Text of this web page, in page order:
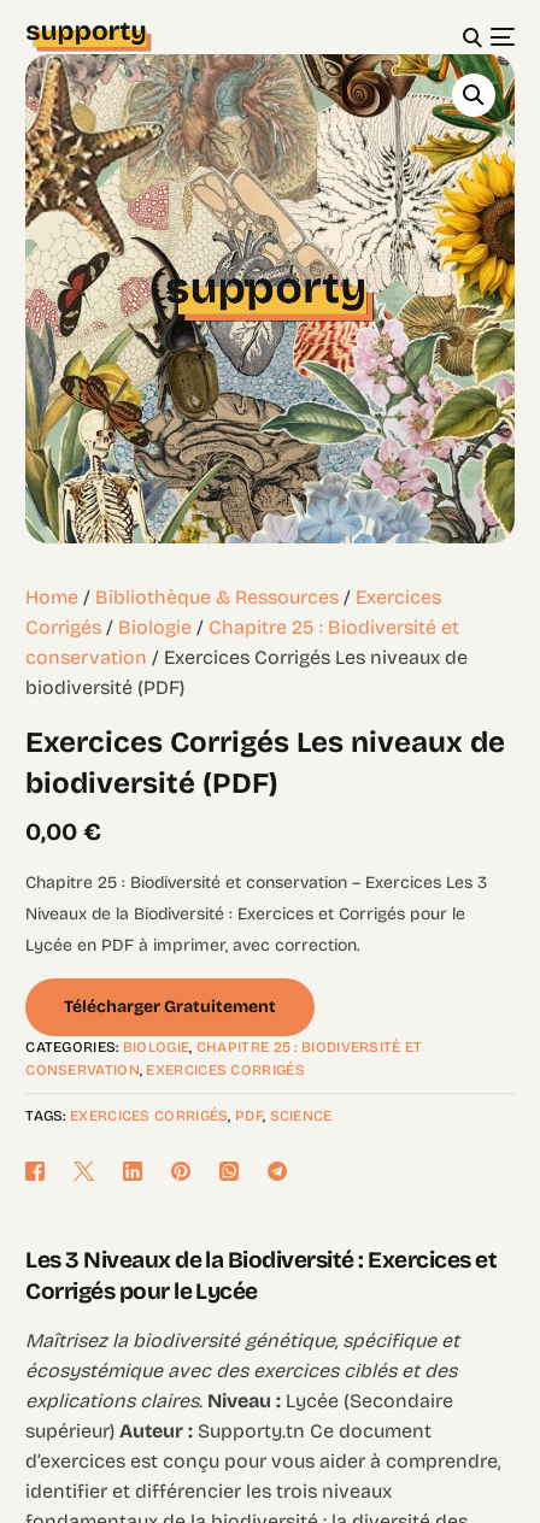
Home / Bibliothèque & Ressources / Exercices
Corrigés / Biologie / Chapitre 25 : Biodiversité et
conservation / Exercices Corrigés Les niveaux de
biodiversité (PDF)
Exercices Corrigés Les niveaux de
biodiversité (PDF)
0,00€
Chapitre 25 : Biodiversité et conservation – Exercices Les 3
Niveaux de la Biodiversité : Exercices et Corrigés pour le
Lycée en PDF à imprimer, avec correction.
Télécharger Gratuitement
CATEGORIES: BIOLOGIE, CHAPITRE 25 : BIODIVERSITÉ ET
CONSERVATION, EXERCICES CORRIGÉS
TAGS: EXERCICES CORRIGÉS, PDF, SCIENCE
Les 3 Niveaux de la Biodiversité : Exercices et
Corrigés pour le Lycée
Maîtrisez la biodiversité génétique, spécifique et
écosystémique avec des exercices ciblés et des
explications claires. Niveau : Lycée (Secondaire
supérieur)Auteur : Supporty.tn Ce document
d’exercices est conçu pour vous aider à comprendre,
identifier et différencier les trois niveaux